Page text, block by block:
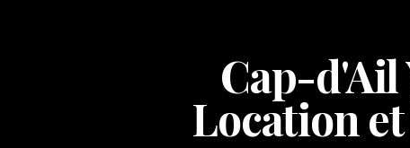
Cap-d'Ail
Location